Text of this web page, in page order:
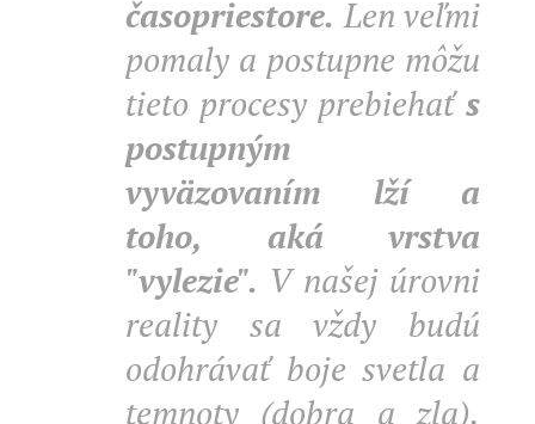
časopriestore.Len veľmi
pomaly a postupne môžu
tieto procesy prebiehaťs
postupným
vyväzovaním lží a
toho, aká vrstva
"vylezie". V našej úrovni
reality sa vždy budú
odohrávať boje svetla a
temnoty (dobra a zla).